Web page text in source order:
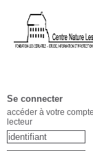
Se connecter
accéder à votre
lecteur